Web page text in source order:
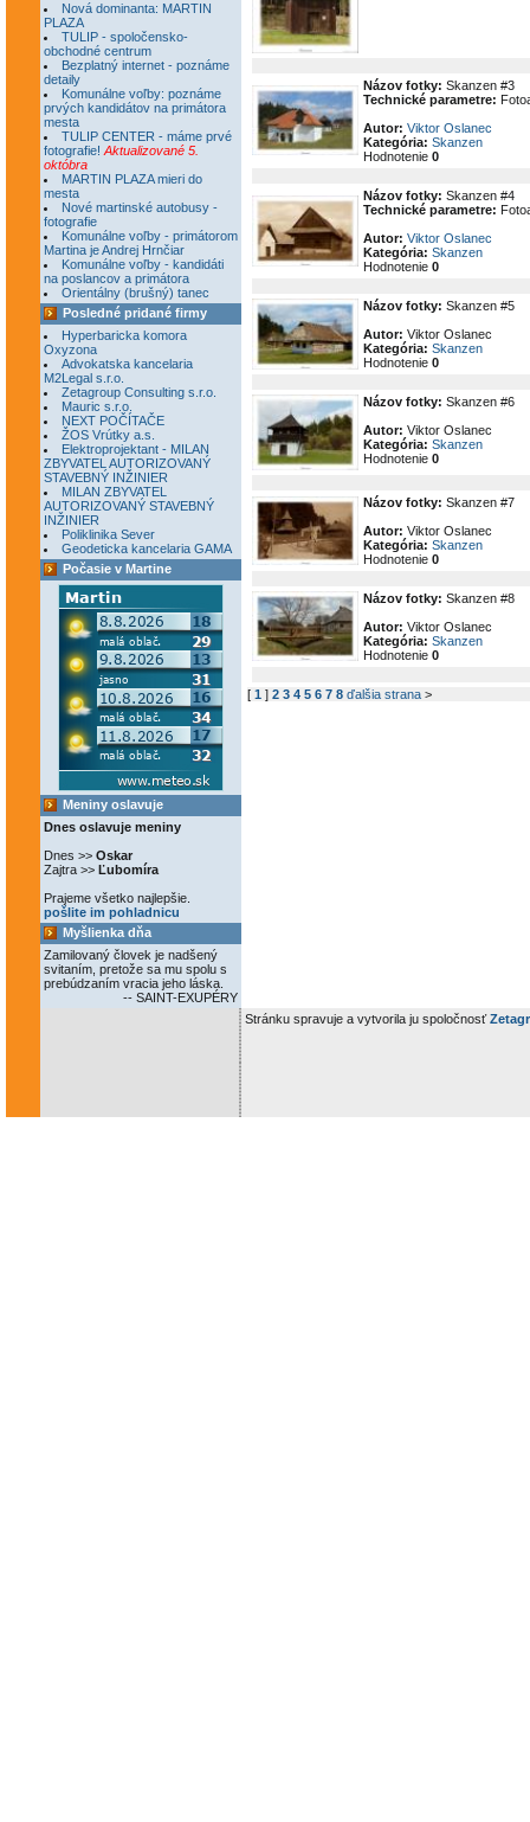
Nová dominanta: MARTIN
PLAZA
TULIP - spoločensko-
obchodné centrum
Bezplatný internet - poznáme
detaily
Komunálne voľby: poznáme
prvých kandidátov na primátora
mesta
TULIP CENTER - máme prvé
fotografie! Aktualizované 5.
októbra
MARTIN PLAZA mieri do
mesta
Nové martinské autobusy -
fotografie
Komunálne voľby - primátorom
Martina je Andrej Hrnčiar
Komunálne voľby - kandidáti
na poslancov a primátora
Orientálny (brušný) tanec
Posledné pridané firmy
Hyperbaricka komora
Oxyzona
Advokatska kancelaria
M2Legal s.r.o.
Zetagroup Consulting s.r.o.
Mauric s.r.o.
NEXT POČÍTAČE
ŽOS Vrútky a.s.
Elektroprojektant - MILAN
ZBYVATEL AUTORIZOVANÝ
STAVEBNÝ INŽINIER
MILAN ZBYVATEL
AUTORIZOVANÝ STAVEBNÝ
INŽINIER
Poliklinika Sever
Geodeticka kancelaria GAMA
Počasie v Martine
Meniny oslavuje
Dnes oslavuje meniny
Dnes >> Oskar
Zajtra >> Ľubomíra
Prajeme všetko najlepšie.
pošlite im pohladnicu
Myšlienka dňa
Zamilovaný človek je nadšený
svitaním, pretože sa mu spolu s
prebúdzaním vracia jeho láska.
-- SAINT-EXUPÉRY
Názov fotky: Skanzen #3
Technické parametre:
Autor: Viktor Oslanec
Kategória: Skanzen
Hodnotenie 0
Názov fotky: Skanzen #4
Technické parametre:
Autor: Viktor Oslanec
Kategória: Skanzen
Hodnotenie 0
Názov fotky: Skanzen #5
Autor: Viktor Oslanec
Kategória: Skanzen
Hodnotenie 0
Názov fotky: Skanzen #6
Autor: Viktor Oslanec
Kategória: Skanzen
Hodnotenie 0
Názov fotky: Skanzen #7
Autor: Viktor Oslanec
Kategória: Skanzen
Hodnotenie 0
Názov fotky: Skanzen #8
Autor: Viktor Oslanec
Kategória: Skanzen
Hodnotenie 0
[ 1 ] 2 3 4 5 6 7 8 ďalšia strana >
Stránku spravuje a vytvorila ju spoločnosť